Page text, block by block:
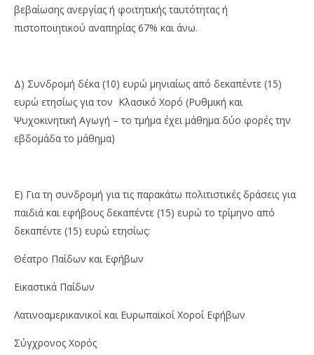
βεβαίωσης ανεργίας ή φοιτητικής ταυτότητας ή
πιστοποιητικού αναπηρίας 67% και άνω.
Δ) Συνδρομή δέκα (10) ευρώ μηνιαίως από δεκαπέντε (15)
ευρώ ετησίως για τον Κλασικό Χορό (Ρυθμική και
Ψυχοκινητική Αγωγή – το τμήμα έχει μάθημα δύο φορές την
εβδομάδα το μάθημα)
Ε) Για τη συνδρομή για τις παρακάτω πολιτιστικές δράσεις για
παιδιά και εφήβους δεκαπέντε (15) ευρώ το τρίμηνο από
δεκαπέντε (15) ευρώ ετησίως:
Θέατρο Παίδων και Εφήβων
Εικαστικά Παίδων
Λατινοαμερικανικοί και Ευρωπαϊκοί Χοροί Εφήβων
Σύγχρονος Χορός